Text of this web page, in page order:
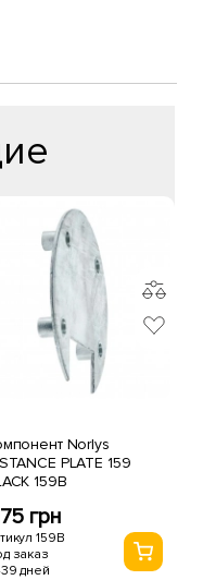
Norlys
PLATE 159
159B
грн
159B
заказ
39 дней